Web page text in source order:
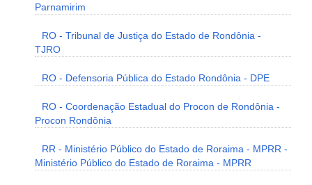
Parnamirim
RO - Tribunal de Justiça do Estado de Rondônia -
TJRO
RO - Defensoria Pública do Estado Rondônia - DPE
RO - Coordenação Estadual do Procon de Rondônia -
Procon Rondônia
RR - Ministério Público do Estado de Roraima - MPRR -
Ministério Público do Estado de Roraima - MPRR